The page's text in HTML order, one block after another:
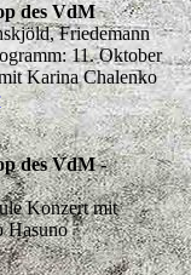
des VdM
Friedemann
11. Oktober
Karina Chalenko
des VdM -
Konzert mit
Hasuno